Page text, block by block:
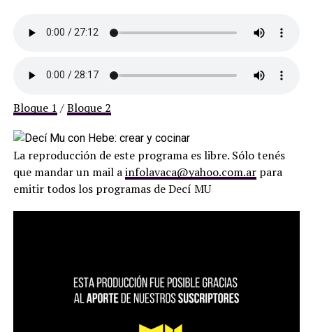
Bloque 1 /Bloque 2
La reproducción de este programa es libre. Sólo tenés
que mandar un mail ainfolavaca@yahoo.com.arpara
emitir todos los programas de Decí MU